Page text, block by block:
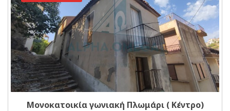
Μονοκατοικία γωνιακή Πλωμάρι ( Κέντρο)